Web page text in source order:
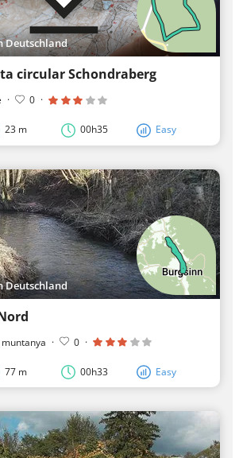
Deutschland
circular Schondraberg
· 0 ·
23 m 00h35 Easy
Deutschland
· 0 ·
77 m 00h33 Easy